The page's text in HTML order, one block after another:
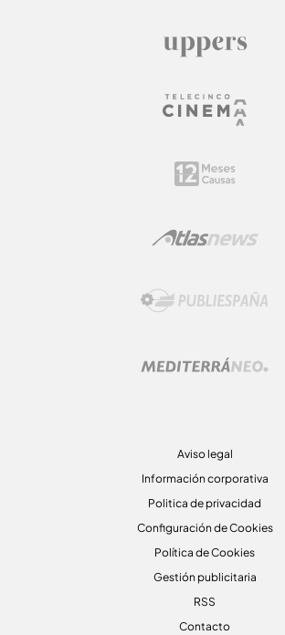
Aviso legal
Información corporativa
Politica de privacidad
Configuración de Cookies
Política de Cookies
Gestión publicitaria
RSS
Contacto